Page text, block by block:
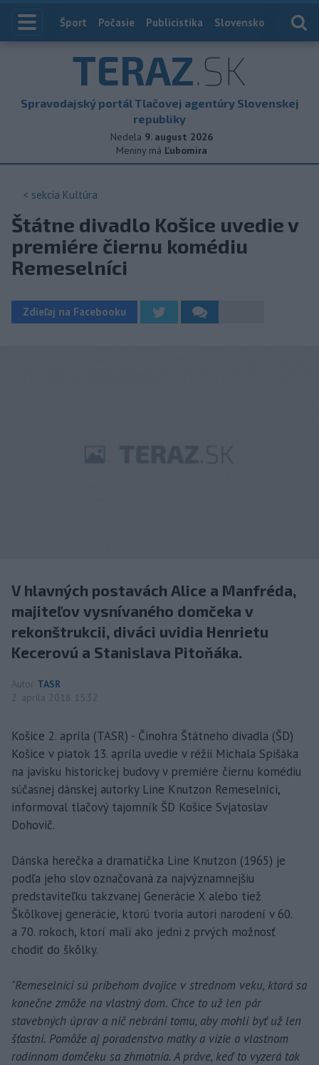
Index
Šport Počasie Publicistika Slovensko
TERAZ.SK
Spravodajský portál Tlačovej agentúry Slovenskej
republiky
Nedela 9. august 2026
Meniny má Ľubomíra
< sekcia Kultúra
Štátne divadlo Košice uvedie v
premiére čiernu komédiu
Remeselníci
Zdieľaj na Facebooku
V hlavných postavách Alice a Manfréda,
majiteľov vysnívaného domčeka v
rekonštrukcii, diváci uvidia Henrietu
Kecerovú a Stanislava Pitoňáka.
Autor TASR
2. apríla 2018 15:32
Košice 2. apríla (TASR) - Činohra Štátneho divadla (ŠD)
Košice v piatok 13. apríla uvedie v réžii Michala Spišáka
na javisku historickej budovy v premiére čiernu komédiu
súčasnej dánskej autorky Line Knutzon Remeselníci,
informoval tlačový tajomník ŠD Košice Svjatoslav
Dohovič.
Dánska herečka a dramatička Line Knutzon (1965) je
podľa jeho slov označovaná za najvýznamnejšiu
predstaviteľku takzvanej Generácie X alebo tiež
Škôlkovej generácie, ktorú tvoria autori narodení v 60.
a 70. rokoch, ktorí mali ako jedni z prvých možnosť
chodiť do škôlky.
"Remeselníci sú príbehom dvojice v strednom veku, ktorá sa
konečne zmôže na vlastný dom. Chce to už len pár
stavebných úprav a nič nebráni tomu, aby mohli byť už len
šťastní. Pomôže aj poradenstvo matky a vízie o vlastnom
rodinnom domčeku sa zhmotnia. A práve, keď to vyzerá tak